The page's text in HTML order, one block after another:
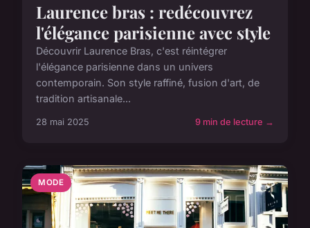
Laurence bras : redécouvrez
l'élégance parisienne avec style
Découvrir Laurence Bras, c'est réintégrer
l'élégance parisienne dans un univers
contemporain. Son style raffiné, fusion d'art, de
tradition artisanale...
28 mai 2025 9 min de lecture →
MODE